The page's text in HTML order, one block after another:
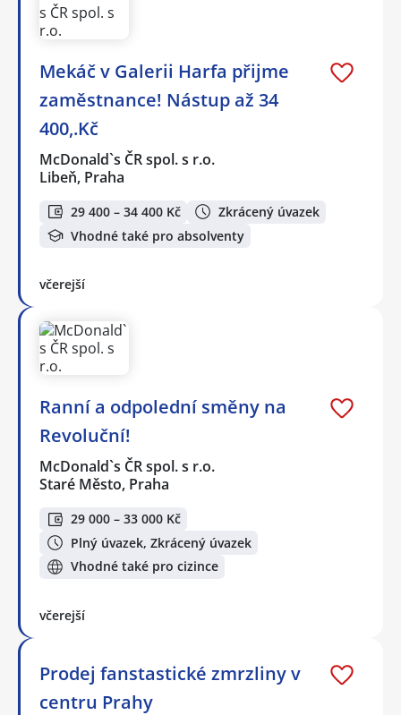
Mekáč v Galerii Harfa přijme
zaměstnance! Nástup až 34
400,.Kč
McDonald`s ČR spol. s r.o.
Libeň, Praha
29 400 – 34 400 Kč
Zkrácený úvazek
Vhodné také pro absolventy
včerejší
Ranní a odpolední směny na
Revoluční!
McDonald`s ČR spol. s r.o.
Staré Město, Praha
29 000 – 33 000 Kč
Plný úvazek, Zkrácený úvazek
Vhodné také pro cizince
včerejší
Prodej fanstastické zmrzliny v
centru Prahy